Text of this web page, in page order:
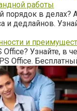
работы
порядок в делах?
и дедлайнов.
и
Узнайте, в
Office.